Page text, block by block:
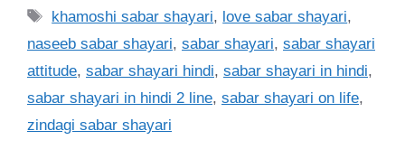
Tags
khamoshi sabar shayari, love sabar shayari,
naseeb sabar shayari, sabar shayari, sabar shayari
attitude, sabar shayari hindi, sabar shayari in hindi,
sabar shayari in hindi 2 line, sabar shayari on life,
zindagi sabar shayari